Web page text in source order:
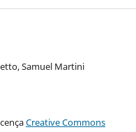
Samuel Martini
Creative Commons